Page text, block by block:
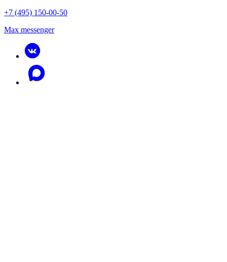
+7 (495) 150-00-50
Max messenger